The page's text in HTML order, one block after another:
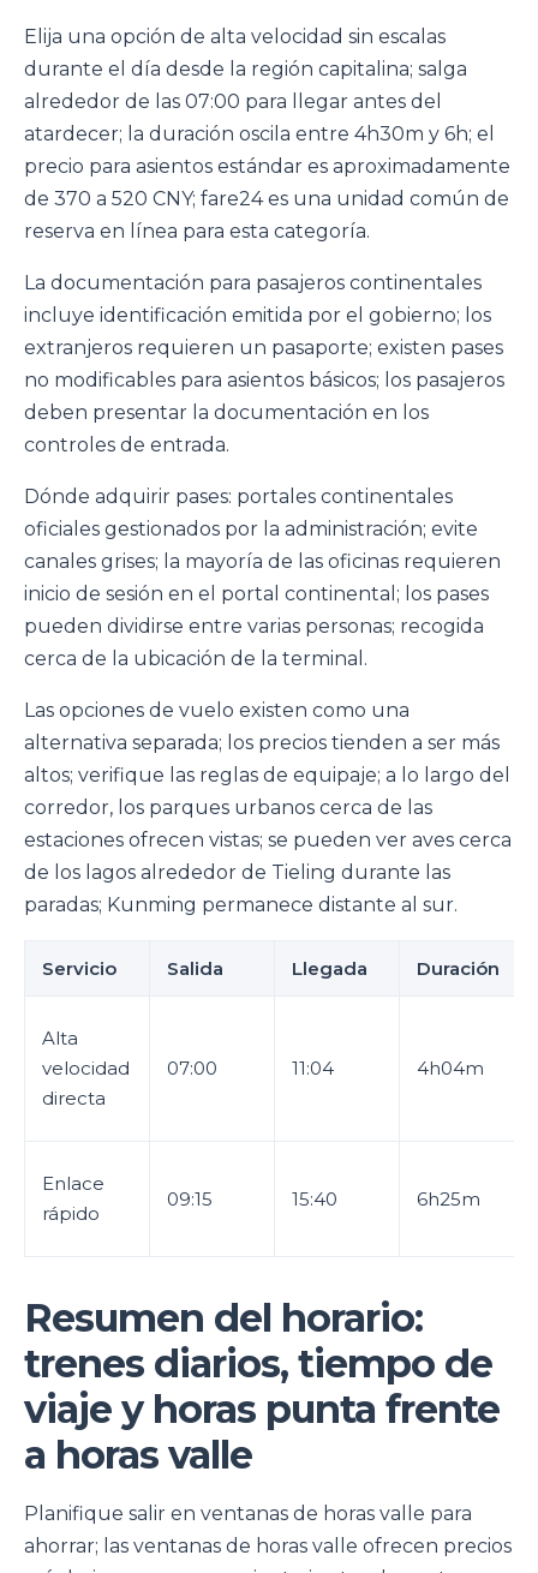
Elija una opción de alta velocidad sin escalas
durante el día desde la región capitalina; salga
alrededor de las 07:00 para llegar antes del
atardecer; la duración oscila entre 4h30m y 6h; el
precio para asientos estándar es aproximadamente
de 370 a 520 CNY; fare24 es una unidad común de
reserva en línea para esta categoría.
La documentación para pasajeros continentales
incluye identificación emitida por el gobierno; los
extranjeros requieren un pasaporte; existen pases
no modificables para asientos básicos; los pasajeros
deben presentar la documentación en los
controles de entrada.
Dónde adquirir pases: portales continentales
oficiales gestionados por la administración; evite
canales grises; la mayoría de las oficinas requieren
inicio de sesión en el portal continental; los pases
pueden dividirse entre varias personas; recogida
cerca de la ubicación de la terminal.
Las opciones de vuelo existen como una
alternativa separada; los precios tienden a ser más
altos; verifique las reglas de equipaje; a lo largo del
corredor, los parques urbanos cerca de las
estaciones ofrecen vistas; se pueden ver aves cerca
de los lagos alrededor de Tieling durante las
paradas; Kunming permanece distante al sur.
Servicio Salida Llegada Duración
Alta
velocidad
directa
07:00 11:04 4h04m
Enlace
rápido
09:15 15:40 6h25m
Resumen del horario:
trenes diarios, tiempo de
viaje y horas punta frente
a horas valle
Planifique salir en ventanas de horas valle para
ahorrar; las ventanas de horas valle ofrecen precios